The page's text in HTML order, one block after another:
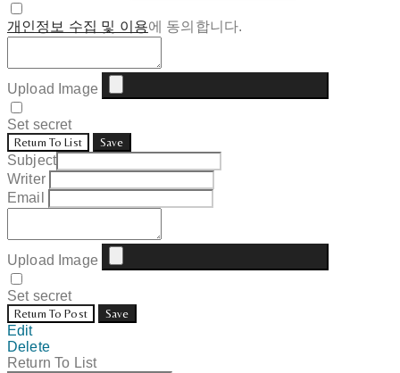
개인정보 수집 및 이용에 동의합니다.
Upload Image
Set secret
Return To List Save
Subject
Writer
Email
Upload Image
Set secret
Return To Post Save
Edit
Delete
Return To List